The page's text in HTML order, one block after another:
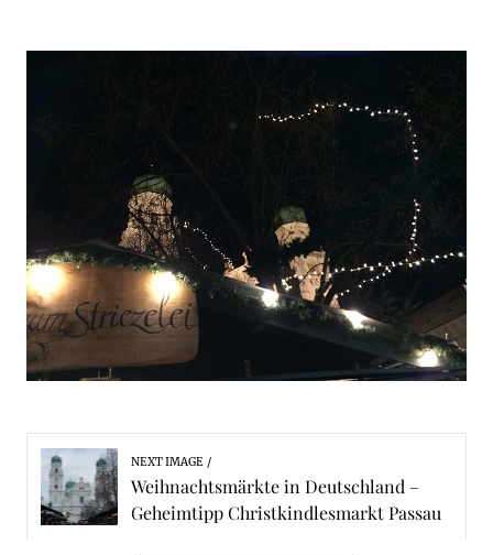
NEXT IMAGE
Weihnachtsmärkte in Deutschland –
Geheimtipp Christkindlesmarkt Passau